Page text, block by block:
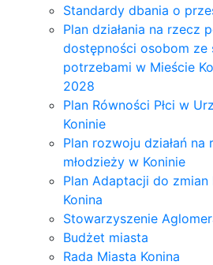
Standardy dbania o
Plan działania na rzecz
dostępności osobom ze
potrzebami w Mieście
2028
Plan Równości Płci w
Koninie
Plan rozwoju działań na
młodzieży w Koninie
Plan Adaptacji do
Konina
Stowarzyszenie
Budżet miasta
Rada Miasta Konina